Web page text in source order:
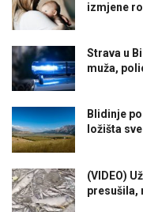
izmjene
Strava u
muža,
Blidinje
ložišta
(VIDEO)
presušila,